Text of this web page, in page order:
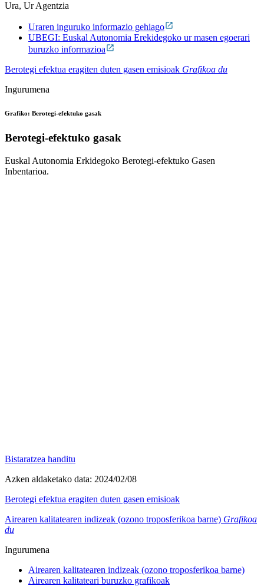
Ura, Ur Agentzia
Uraren inguruko informazio gehiago
UBEGI: Euskal Autonomia Erekidegoko ur masen egoerari
buruzko informazioa
Berotegi efektua eragiten duten gasen emisioak Grafikoa du
Ingurumena
Grafiko: Berotegi-efektuko gasak
Berotegi-efektuko gasak
Euskal Autonomia Erkidegoko Berotegi-efektuko Gasen
Inbentarioa.
Bistaratzea handitu
Azken aldaketako data: 2024/02/08
Berotegi efektua eragiten duten gasen emisioak
Airearen kalitatearen indizeak (ozono troposferikoa barne) Grafikoa
du
Ingurumena
Airearen kalitatearen indizeak (ozono troposferikoa barne)
Airearen kalitateari buruzko grafikoak